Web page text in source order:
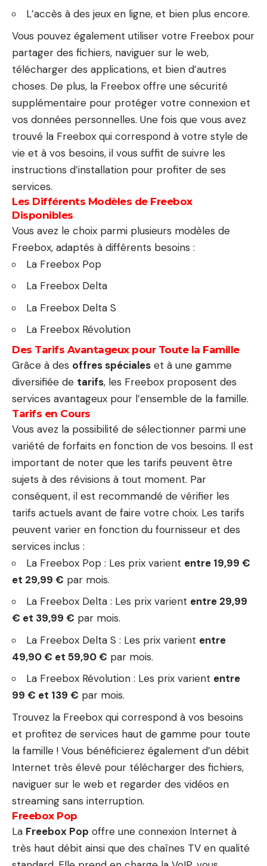
L’accès à des jeux en ligne, et bien plus encore.
Vous pouvez également utiliser votre Freebox pour
partager des fichiers, naviguer sur le web,
télécharger des applications, et bien d’autres
choses. De plus, la Freebox offre une sécurité
supplémentaire pour protéger votre connexion et
vos données personnelles. Une fois que vous avez
trouvé la Freebox qui correspond à votre style de
vie et à vos besoins, il vous suffit de suivre les
instructions d’installation pour profiter de ses
services.
Les Différents Modèles de Freebox
Disponibles
Vous avez le choix parmi plusieurs modèles de
Freebox, adaptés à différents besoins :
La Freebox Pop
La Freebox Delta
La Freebox Delta S
La Freebox Révolution
Des Tarifs Avantageux pour Toute la Famille
Grâce à des offres spéciales et à une gamme
diversifiée de tarifs, les Freebox proposent des
services avantageux pour l’ensemble de la famille.
Tarifs en Cours
Vous avez la possibilité de sélectionner parmi une
variété de forfaits en fonction de vos besoins. Il est
important de noter que les tarifs peuvent être
sujets à des révisions à tout moment. Par
conséquent, il est recommandé de vérifier les
tarifs actuels avant de faire votre choix. Les tarifs
peuvent varier en fonction du fournisseur et des
services inclus :
La Freebox Pop : Les prix varient entre 19,99 €
et 29,99 € par mois.
La Freebox Delta : Les prix varient entre 29,99
€ et 39,99 € par mois.
La Freebox Delta S : Les prix varient entre
49,90 € et 59,90 € par mois.
La Freebox Révolution : Les prix varient entre
99 € et 139 € par mois.
Trouvez la Freebox qui correspond à vos besoins
et profitez de services haut de gamme pour toute
la famille ! Vous bénéficierez également d’un débit
Internet très élevé pour télécharger des fichiers,
naviguer sur le web et regarder des vidéos en
streaming sans interruption.
Freebox Pop
La Freebox Pop offre une connexion Internet à
très haut débit ainsi que des chaînes TV en qualité